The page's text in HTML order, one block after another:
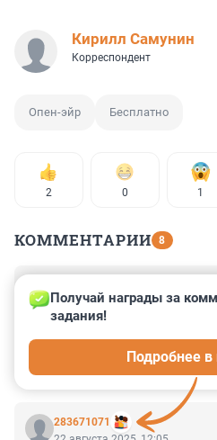
Кирилл Самунин
Корреспондент
Опен-эйр Бесплатно
2 0 1
КОММЕНТАРИИ 8
24 августа 2025, 21:39
Организаторы просто люди
окнами жителей концерт
музыки с дикой громкостью
283671071
Получай награды за
задания!
Подробнее